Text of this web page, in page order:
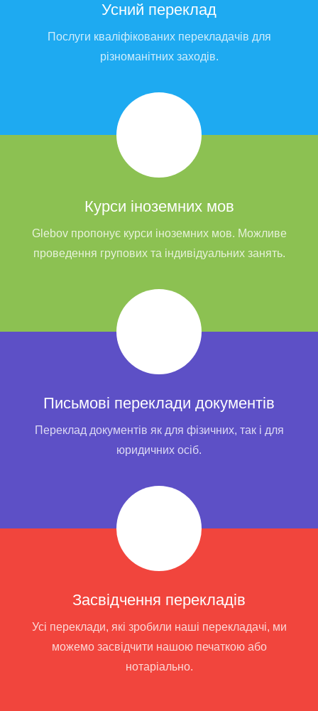
Усний переклад
Послуги кваліфікованих перекладачів для
різноманітних заходів.
Курси іноземних мов
Glebov пропонує курси іноземних мов. Можливе
проведення групових та індивідуальних занять.
Письмові переклади документів
Переклад документів як для фізичних, так і для
юридичних осіб.
Засвідчення перекладів
Усі переклади, які зробили наші перекладачі, ми
можемо засвідчити нашою печаткою або
нотаріально.